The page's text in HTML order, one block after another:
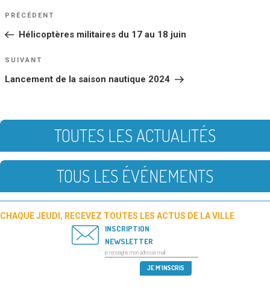
NAVIGATION
DE
Article
PRÉCÉDENT
Hélicoptères militaires du 17 au 18 juin
Article
SUIVANT
Lancement de la saison nautique 2024
TOUTES LES ACTUALITÉS
TOUS LES ÉVÉNEMENTS
CHAQUE JEUDI, RECEVEZ TOUTES LES ACTUS DE LA VILLE
INSCRIPTION
NEWSLETTER